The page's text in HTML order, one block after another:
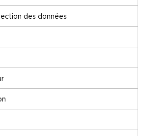
des données